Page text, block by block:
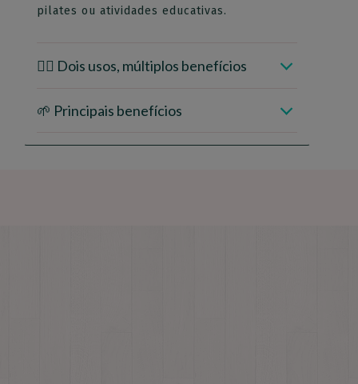
pilates ou atividades educativas.
🤸‍♂️ Dois usos, múltiplos benefícios
🌱 Principais benefícios